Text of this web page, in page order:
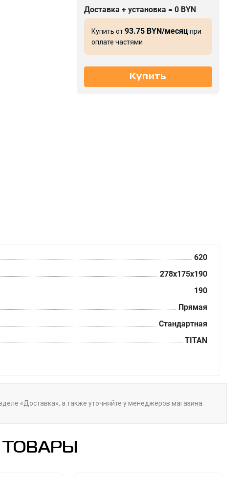
Доставка + установка = 0 BYN
Купить от93.75 BYN/месяцпри
оплате частями
620
278х175х190
190
Прямая
Стандартная
TITAN
«Доставка», а также уточняйте у менеджеров магазина.